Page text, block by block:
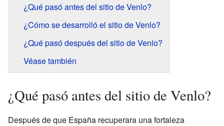
¿Qué pasó antes del sitio de Venlo?
¿Cómo se desarrolló el sitio de Venlo?
¿Qué pasó después del sitio de Venlo?
Véase también
¿Qué pasó antes del sitio de Venlo?
Después de que España recuperara una fortaleza